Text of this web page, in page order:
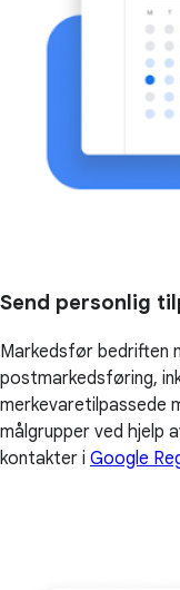
Send personlig
Markedsfør bedriften
postmarkedsføring,
merkevaretilpassede
målgrupper ved hjelp
kontakter i Google